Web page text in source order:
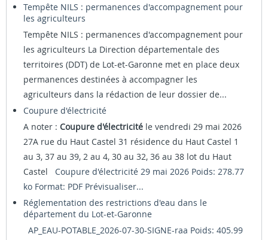
Tempête NILS : permanences d'accompagnement pour
les agriculteurs
Tempête NILS : permanences d'accompagnement pour
les agriculteurs La Direction départementale des
territoires (DDT) de Lot-et-Garonne met en place deux
permanences destinées à accompagner les
agriculteurs dans la rédaction de leur dossier de...
Coupure d'électricité
A noter : Coupure d'électricité le vendredi 29 mai 2026
27A rue du Haut Castel 31 résidence du Haut Castel 1
au 3, 37 au 39, 2 au 4, 30 au 32, 36 au 38 lot du Haut
Castel Coupure d'électricité 29 mai 2026 Poids: 278.77
ko Format: PDF Prévisualiser...
Réglementation des restrictions d'eau dans le
département du Lot-et-Garonne
AP_EAU-POTABLE_2026-07-30-SIGNE-raa Poids: 405.99